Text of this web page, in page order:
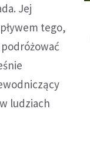
Jej
tego,
podróżować
ludziach